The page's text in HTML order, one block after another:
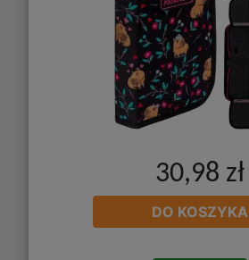
30,98 zł
DO KOSZYKA